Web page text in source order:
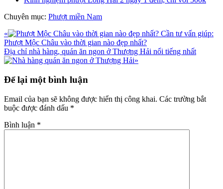
Chuyên mục: Phượt miền Nam
Bài
viết
trước
«
Cần tư vấn giúp:
Phượt Mộc Châu vào thời gian nào đẹp nhất?
Bài
viết
Địa chỉ nhà hàng, quán ăn ngon ở Thượng Hải nổi tiếng nhất
»
Interactions
Để lại một bình luận
Email của bạn sẽ không được hiển thị công khai. Các trường bắt
buộc được đánh dấu *
Bình luận *